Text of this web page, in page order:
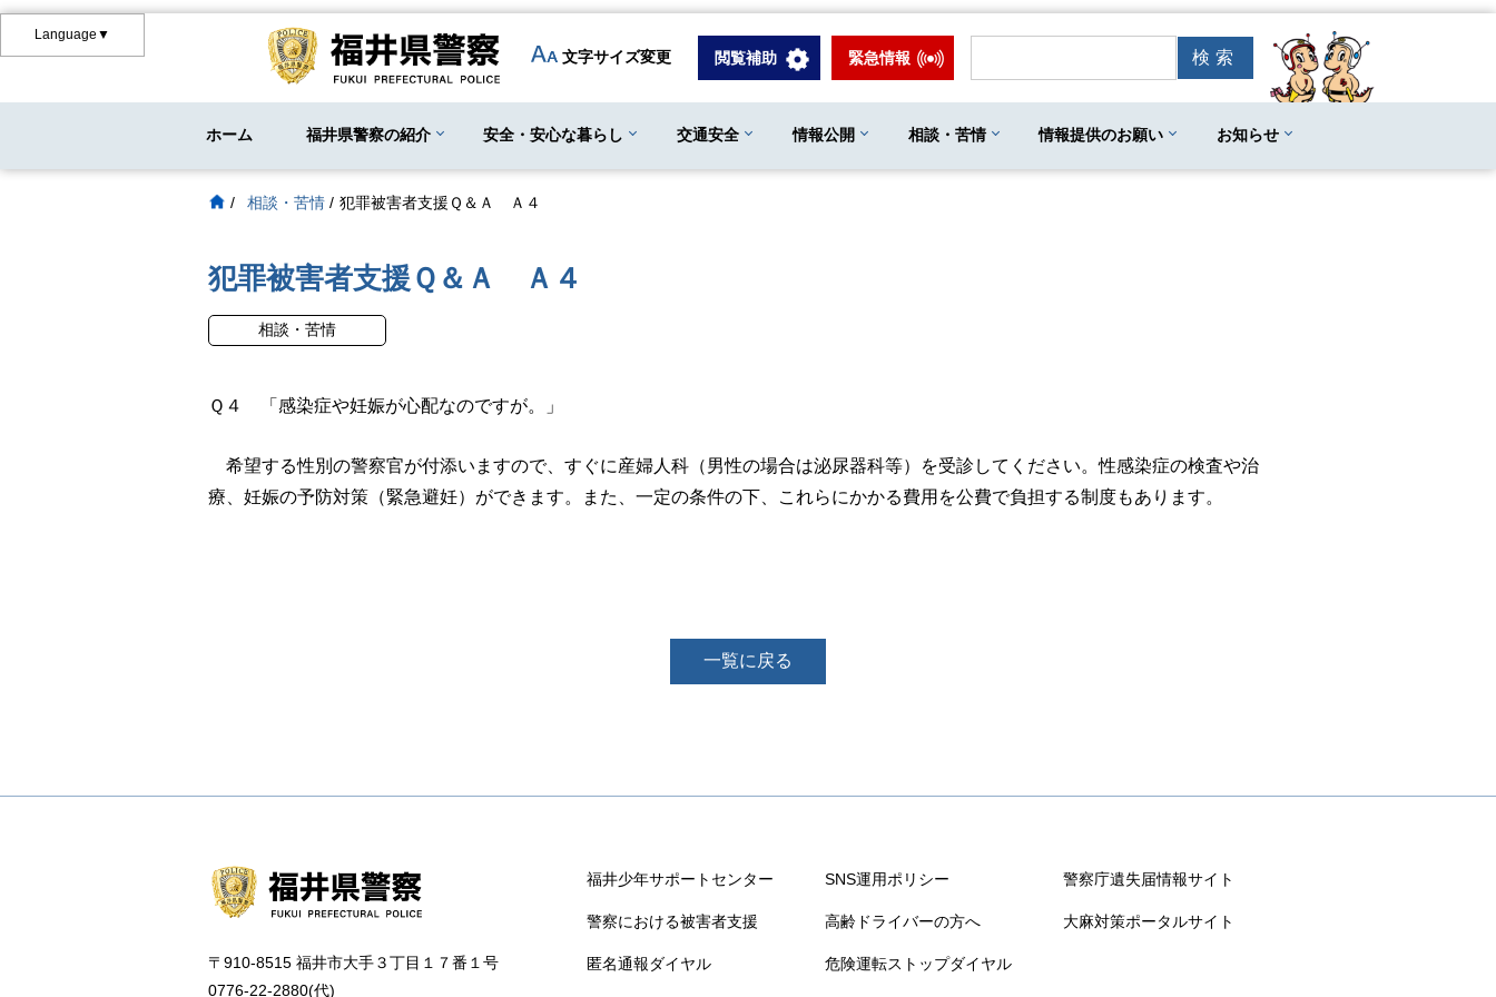
Language▼
文字サイズ変更 閲覧補助 緊急情報
ホーム 福井県警察の紹介 安全・安心な暮らし 交通安全 情報公開 相談・苦情 情報提供のお願い お知らせ
/ 相談・苦情 / 犯罪被害者支援Ｑ＆Ａ Ａ４
犯罪被害者支援Ｑ＆Ａ Ａ４
相談・苦情
Ｑ４ 「感染症や妊娠が心配なのですが。」
希望する性別の警察官が付添いますので、すぐに産婦人科（男性の場合は泌尿器科等）を受診してください。性感染症の検査や治
療、妊娠の予防対策（緊急避妊）ができます。また、一定の条件の下、これらにかかる費用を公費で負担する制度もあります。
一覧に戻る
〒910-8515 福井市大手３丁目１７番１号
0776-22-2880(代)
福井少年サポートセンター
警察における被害者支援
匿名通報ダイヤル
SNS運用ポリシー
高齢ドライバーの方へ
危険運転ストップダイヤル
警察庁遺失届情報サイト
大麻対策ポータルサイト